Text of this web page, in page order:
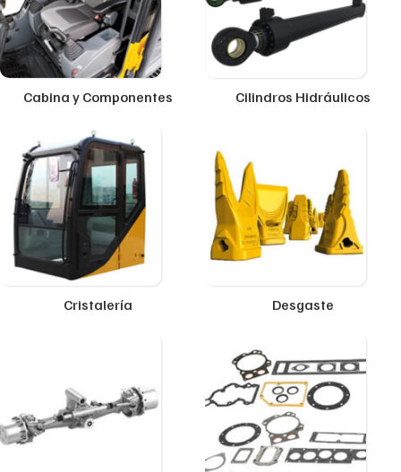
Cabina y Componentes Cilindros Hidráulicos
Cristalería Desgaste